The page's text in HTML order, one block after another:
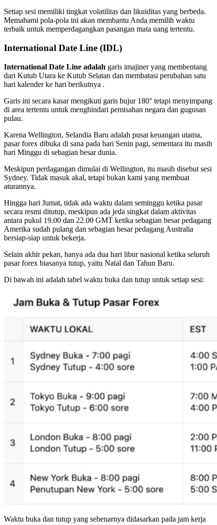
Setiap sesi memiliki tingkat volatilitas dan likuiditas yang berbeda.
Memahami pola-pola ini akan membantu Anda memilih waktu
terbaik untuk memperdagangkan pasangan mata uang tertentu.
International Date Line (IDL)
International Date Line adalah garis imajiner yang membentang
dari Kutub Utara ke Kutub Selatan dan membatasi perubahan satu
hari kalender ke hari berikutnya .
Garis ini secara kasar mengikuti garis bujur 180° tetapi menyimpang
di area tertentu untuk menghindari pemisahan negara dan gugusan
pulau.
Karena Wellington, Selandia Baru adalah pusat keuangan utama,
pasar forex dibuka di sana pada hari Senin pagi, sementara itu masih
hari Minggu di sebagian besar dunia.
Meskipun perdagangan dimulai di Wellington, itu masih disebut sesi
Sydney. Tidak masuk akal, tetapi bukan kami yang membuat
aturannya.
Hingga hari Jumat, tidak ada waktu dalam seminggu ketika pasar
secara resmi ditutup, meskipun ada jeda singkat dalam aktivitas
antara pukul 19.00 dan 22.00 GMT ketika sebagian besar pedagang
Amerika sudah pulang dan sebagian besar pedagang Australia
bersiap-siap untuk bekerja.
Selain akhir pekan, hanya ada dua hari libur nasional ketika seluruh
pasar forex biasanya tutup, yaitu Natal dan Tahun Baru.
Di bawah ini adalah tabel waktu buka dan tutup untuk setiap sesi:
Waktu buka dan tutup yang sebenarnya didasarkan pada jam kerja